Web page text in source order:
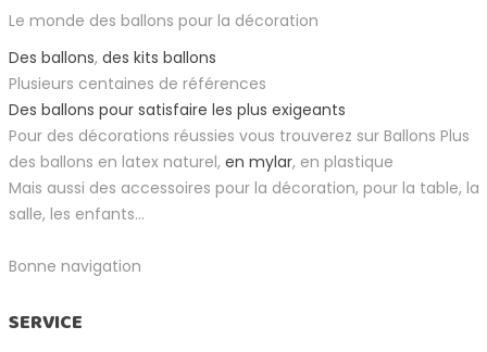
Le monde des ballons pour la décoration
Des ballons, des kits ballons
Plusieurs centaines de références
Des ballons pour satisfaire les plus exigeants
Pour des décorations réussies vous trouverez sur Ballons Plus
des ballons en latex naturel, en mylar, en plastique
Mais aussi des accessoires pour la décoration, pour la table, la
salle, les enfants...
Bonne navigation
SERVICE